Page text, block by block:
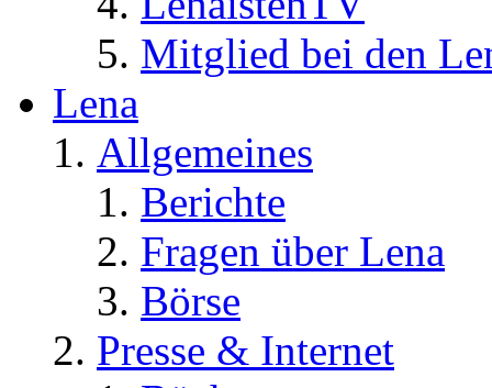
Mitglied bei den
Lena
Allgemeines
Berichte
Fragen über Lena
Börse
Presse & Internet